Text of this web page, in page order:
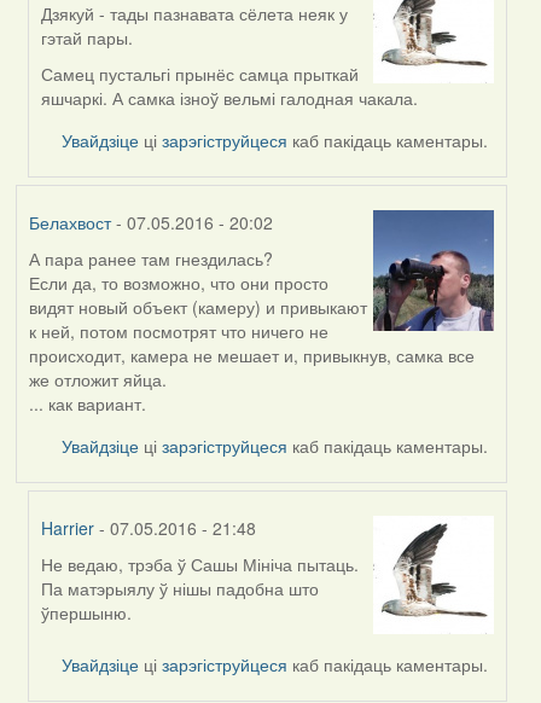
In
reply
to
by
Дзякуй - тады пазнавата сёлета неяк у
гэтай пары.
Самец пустальгі прынёс самца прыткай
яшчаркі. А самка ізноў вельмі галодная чакала.
Увайдзіце цізарэгіструйцеся каб пакідаць каментары.
Белахвост- 07.05.2016 - 20:02
А пара ранее там гнездилась?
Если да, то возможно, что они просто
видят новый объект (камеру) и привыкают
к ней, потом посмотрят что ничего не
происходит, камера не мешает и, привыкнув, самка все
же отложит яйца.
... как вариант.
Увайдзіце цізарэгіструйцеся каб пакідаць каментары.
Harrier - 07.05.2016 - 21:48
In
reply
to
Белахвост
Не ведаю, трэба ў Сашы Мініча пытаць.
Па матэрыялу ў нішы падобна што
ўпершыню.
Увайдзіце цізарэгіструйцеся каб пакідаць каментары.